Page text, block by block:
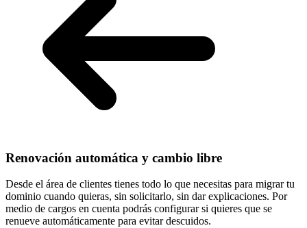
Renovación automática y cambio libre
Desde el área de clientes tienes todo lo que necesitas para migrar tu
dominio cuando quieras, sin solicitarlo, sin dar explicaciones. Por
medio de cargos en cuenta podrás configurar si quieres que se
renueve automáticamente para evitar descuidos.